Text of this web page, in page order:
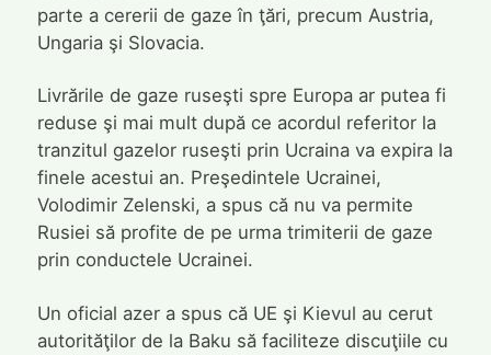
parte a cererii de gaze în ţări, precum Austria,
Ungaria şi Slovacia.
Livrările de gaze ruseşti spre Europa ar putea fi
reduse şi mai mult după ce acordul referitor la
tranzitul gazelor ruseşti prin Ucraina va expira la
finele acestui an. Preşedintele Ucrainei,
Volodimir Zelenski, a spus că nu va permite
Rusiei să profite de pe urma trimiterii de gaze
prin conductele Ucrainei.
Un oficial azer a spus că UE şi Kievul au cerut
autorităţilor de la Baku să faciliteze discuţiile cu